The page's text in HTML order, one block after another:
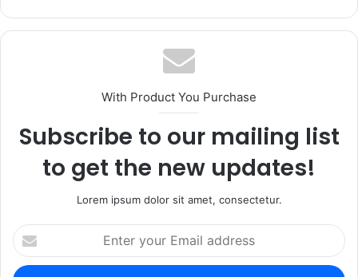
With Product You Purchase
Subscribe to our mailing list
to get the new updates!
Lorem ipsum dolor sit amet, consectetur.
Enter
your
Email